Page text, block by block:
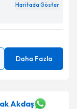
Haritada Göster
Daha Fazla
Akdaş